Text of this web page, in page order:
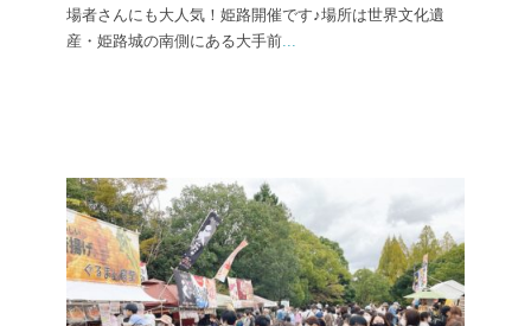
場者さんにも大人気！姫路開催です♪場所は世界文化遺
産・姫路城の南側にある大手前...